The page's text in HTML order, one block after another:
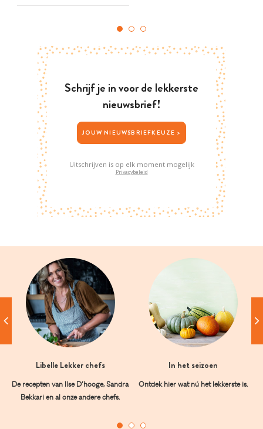
Schrijf je in voor de lekkerste
nieuwsbrief!
JOUW NIEUWSBRIEFKEUZE >
Uitschrijven is op elk moment mogelijk
Privacybeleid
Libelle Lekker chefs
De recepten van Ilse D’hooge, Sandra
Bekkari en al onze andere chefs.
In het seizoen
Ontdek hier wat nú het lekkerste is.